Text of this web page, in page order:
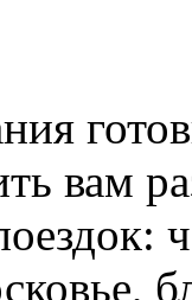
вам